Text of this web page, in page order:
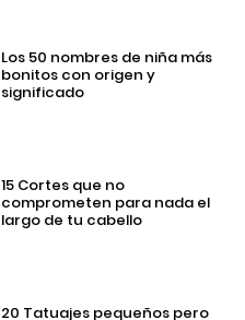
Los 50 nombres de niña más
bonitos con origen y
significado
15 Cortes que no
comprometen para nada el
largo de tu cabello
20 Tatuajes pequeños pero